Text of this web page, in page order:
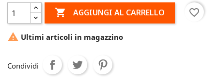
 AGGIUNGI AL CARRELLO favorite_border
 Ultimi articoli in magazzino
Condividi